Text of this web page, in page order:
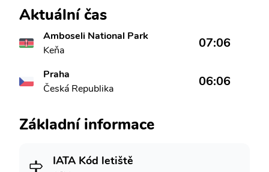
Aktuální čas
Amboseli National Park
Keňa
07:06
Praha
Česká Republika
06:06
Základní informace
IATA Kód letiště